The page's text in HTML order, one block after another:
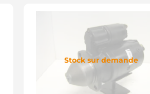
Stock sur demande